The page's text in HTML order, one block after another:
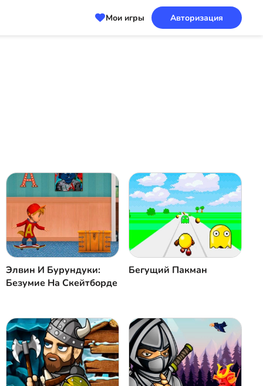
Мои игры Авторизация
Элвин И Бурундуки:
Безумие На Скейтборде
Бегущий Пакман